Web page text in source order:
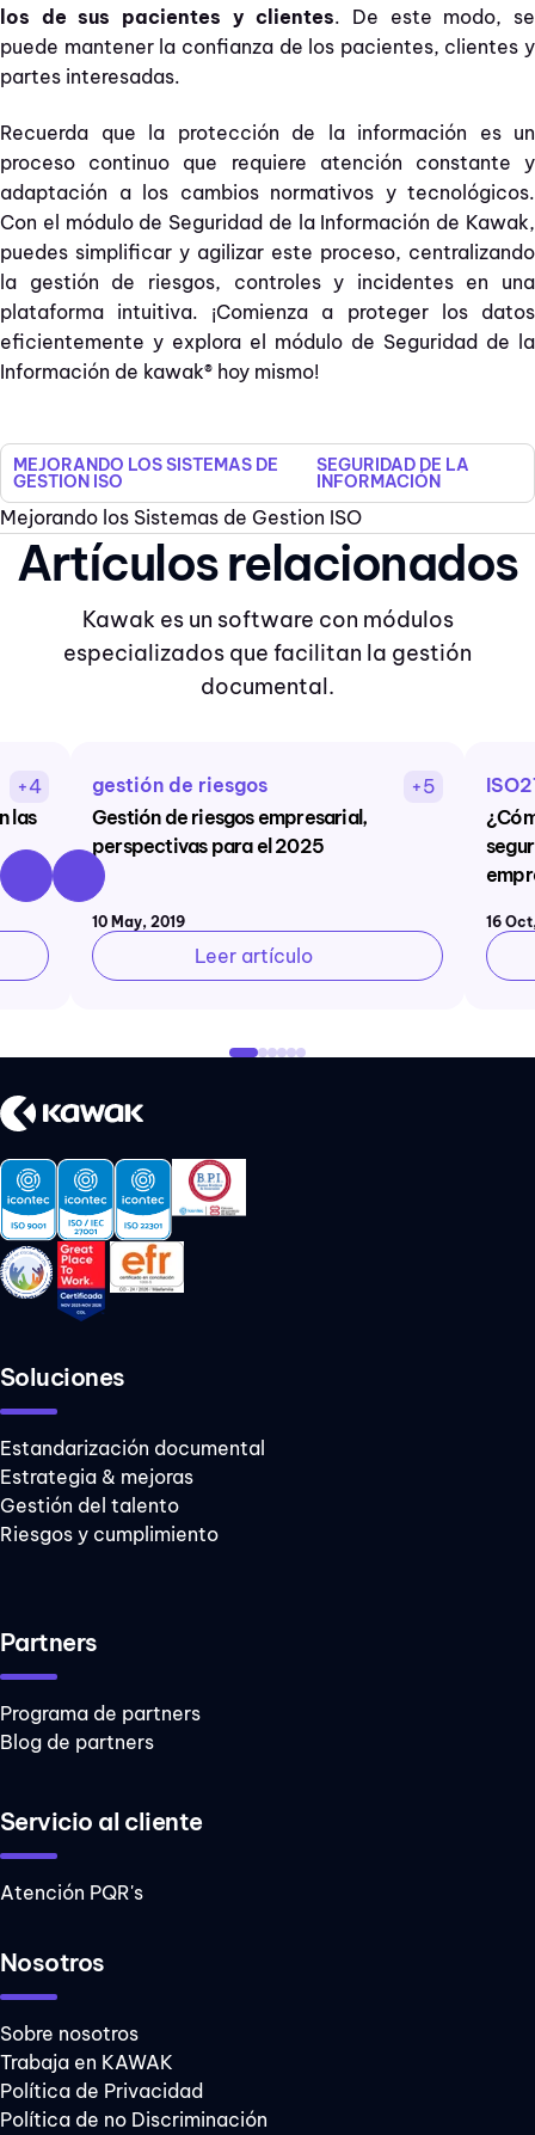
los de sus pacientes y clientes. De este modo, se
puede mantener la confianza de los pacientes, clientes y
partes interesadas.
Recuerda que la protección de la información es un
proceso continuo que requiere atención constante y
adaptación a los cambios normativos y tecnológicos.
Con el módulo de Seguridad de la Información de Kawak,
puedes simplificar y agilizar este proceso, centralizando
la gestión de riesgos, controles y incidentes en una
plataforma intuitiva. ¡Comienza a proteger los datos
eficientemente y explora el módulo de Seguridad de la
Información de kawak® hoy mismo!
MEJORANDO LOS SISTEMAS DE
GESTION ISO
SEGURIDAD DE LA
INFORMACIÓN
Mejorando los Sistemas de Gestion ISO
Artículos relacionados
Kawak es un software con módulos
especializados que facilitan la gestión
documental.
+4
las
gestión de riesgos
+5
Gestión de riesgos empresarial,
perspectivas para el 2025
10 May, 2019
Leer artículo
16
Soluciones
Estandarización documental
Estrategia & mejoras
Gestión del talento
Riesgos y cumplimiento
Partners
Programa de partners
Blog de partners
Servicio al cliente
Atención PQR's
Nosotros
Sobre nosotros
Trabaja en KAWAK
Política de Privacidad
Política de no Discriminación